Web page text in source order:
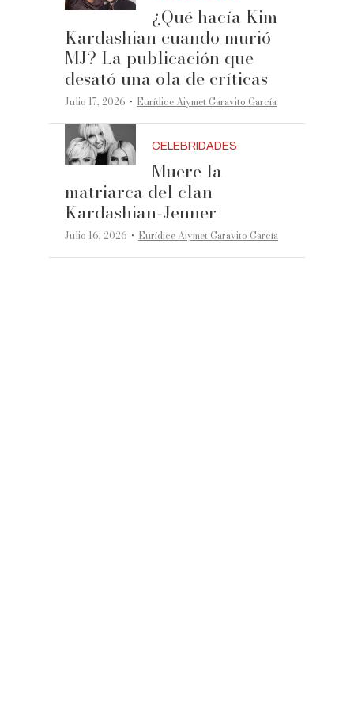
¿Qué hacía Kim
Kardashian cuando murió
MJ? La publicación que
desató una ola de críticas
Julio 17, 2026 ·Eurídice Aiymet Garavito García
CELEBRIDADES
Muere la
matriarca del clan
Kardashian-Jenner
Julio 16, 2026 ·Eurídice Aiymet Garavito García